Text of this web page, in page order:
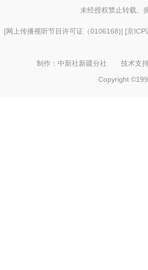
未经授权禁止转载、
[网上传播视听节目许可证（0106168)] [京ICP
制作：中新社新疆分社 技术
Copyright